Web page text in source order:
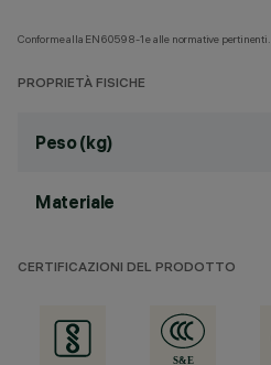
Conforme alla EN60598-1 e alle normative pertinenti.
PROPRIETÀ FISICHE
Peso (kg)
Materiale
CERTIFICAZIONI DEL PRODOTTO